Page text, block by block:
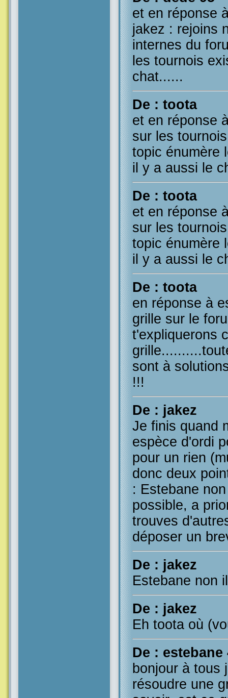
et en réponse
jakez : rejoins
internes du
les tournois
chat......
De : toota
et en réponse
sur les
topic énumère
il y a aussi le
De : toota
et en réponse
sur les
topic énumère
il y a aussi le
De : toota
en réponse à
grille sur le
t'expliquerons
sont à
!!!
De : jakez
Je finis quand
espèce d'ordi
pour un rien
donc deux
: Estebane
possible, a
trouves
déposer un
De : jakez
Estebane non
De : jakez
Eh toota où
De : estebane
bonjour à tous
résoudre une